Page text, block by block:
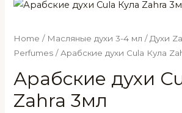
Home / Масляные духи 3-4 мл / Духи
Perfumes / Арабские духи Cula Кула
Арабские духи
Zahra 3мл